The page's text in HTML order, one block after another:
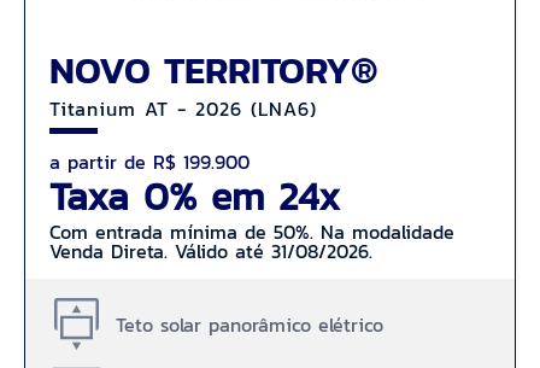
NOVO TERRITORY®
Titanium AT - 2026 (LNA6)
a partir de R$ 199.900
Taxa 0% em 24x
Com entrada mínima de 50%. Na modalidade
Venda Direta. Válido até 31/08/2026.
Teto solar panorâmico elétrico